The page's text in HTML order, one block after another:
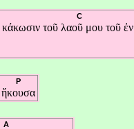
C
κάκωσιν τοῦ λαοῦ μου τοῦ
P
ἤκουσα
A